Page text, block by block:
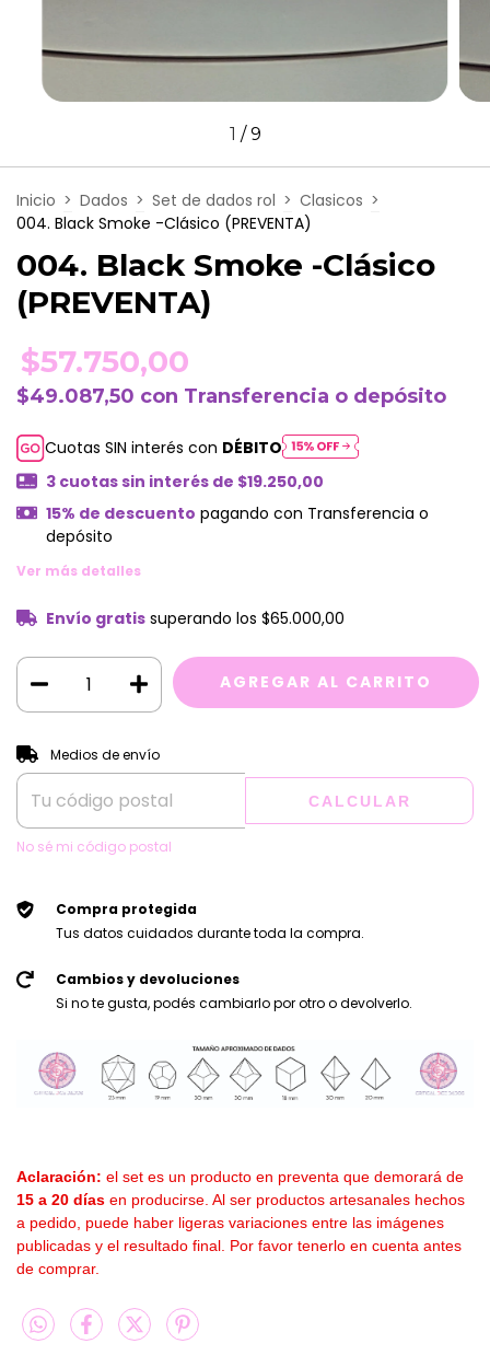
1 /9
Inicio > Dados > Set de dados rol > Clasicos >
004. Black Smoke -Clásico (PREVENTA)
004. Black Smoke -Clásico
(PREVENTA)
$57.750,00
$49.087,50 con Transferencia o depósito
Cuotas SIN interés con DÉBITO
3 cuotas sin interés de $19.250,00
15% de descuento pagando con Transferencia o
depósito
Ver más detalles
Envío gratis superando los $65.000,00
Entregas para el CP:
Medios de envío
CALCULAR
No sé mi código postal
Compra protegida
Tus datos cuidados durante toda la compra.
Cambios y devoluciones
Si no te gusta, podés cambiarlo por otro o devolverlo.
Aclaración: el set es un producto en preventa que demorará de
15 a 20 días en producirse. Al ser productos artesanales hechos
a pedido, puede haber ligeras variaciones entre las imágenes
publicadas y el resultado final. Por favor tenerlo en cuenta antes
de comprar.